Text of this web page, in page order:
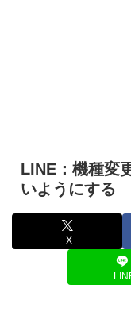
LINE：機種変
いようにする
X